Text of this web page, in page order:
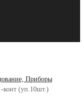
Приборы
конт (уп.10шт.)